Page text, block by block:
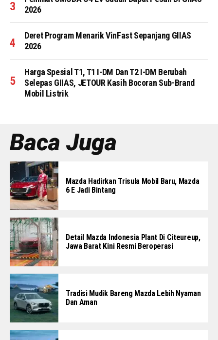
2026
Deret Program Menarik VinFast Sepanjang GIIAS
2026
Harga Spesial T1, T1 I-DM Dan T2 I-DM Berubah
Selepas GIIAS, JETOUR Kasih Bocoran Sub-Brand
Mobil Listrik
Baca Juga
Mazda Hadirkan Trisula Mobil Baru, Mazda
6 E Jadi Bintang
Detail Mazda Indonesia Plant Di Citeureup,
Jawa Barat Kini Resmi Beroperasi
Tradisi Mudik Bareng Mazda Lebih Nyaman
Dan Aman